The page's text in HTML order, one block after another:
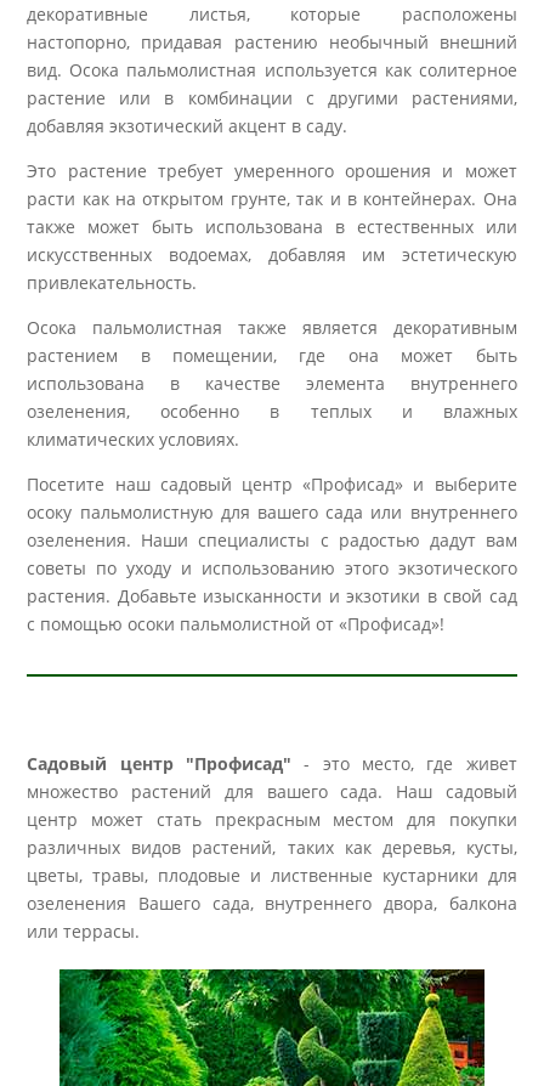
декоративные листья, которые расположены
настопорно, придавая растению необычный внешний
вид. Осока пальмолистная используется как солитерное
растение или в комбинации с другими растениями,
добавляя экзотический акцент в саду.
Это растение требует умеренного орошения и может
расти как на открытом грунте, так и в контейнерах. Она
также может быть использована в естественных или
искусственных водоемах, добавляя им эстетическую
привлекательность.
Осока пальмолистная также является декоративным
растением в помещении, где она может быть
использована в качестве элемента внутреннего
озеленения, особенно в теплых и влажных
климатических условиях.
Посетите наш садовый центр «Профисад» и выберите
осоку пальмолистную для вашего сада или внутреннего
озеленения. Наши специалисты с радостью дадут вам
советы по уходу и использованию этого экзотического
растения. Добавьте изысканности и экзотики в свой сад
с помощью осоки пальмолистной от «Профисад»!
Садовый центр "Профисад" - это место, где живет
множество растений для вашего сада. Наш садовый
центр может стать прекрасным местом для покупки
различных видов растений, таких как деревья, кусты,
цветы, травы, плодовые и лиственные кустарники для
озеленения Вашего сада, внутреннего двора, балкона
или террасы.